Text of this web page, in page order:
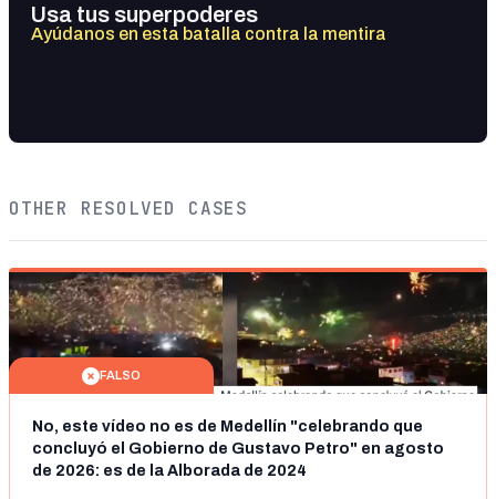
Usa tus superpoderes
Ayúdanos en esta batalla contra la mentira
OTHER RESOLVED CASES
FALSO
No, este vídeo no es de Medellín "celebrando que
concluyó el Gobierno de Gustavo Petro" en agosto
de 2026: es de la Alborada de 2024